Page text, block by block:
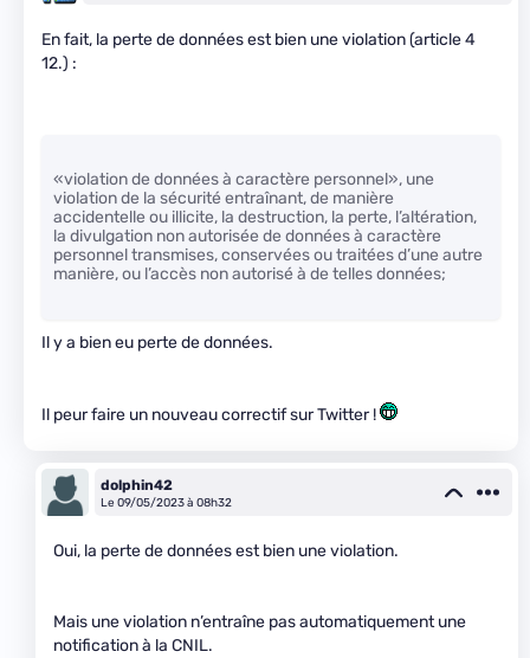
En fait, la perte de données est bien une violation (article 4
12.) :
«violation de données à caractère personnel», une
violation de la sécurité entraînant, de manière
accidentelle ou illicite, la destruction, la perte, l’altération,
la divulgation non autorisée de données à caractère
personnel transmises, conservées ou traitées d’une autre
manière, ou l’accès non autorisé à de telles données;
Il y a bien eu perte de données.
Il peur faire un nouveau correctif sur Twitter !
dolphin42
Le 09/05/2023 à 08h32
Oui, la perte de données est bien une violation.
Mais une violation n’entraîne pas automatiquement une
notification à la CNIL.